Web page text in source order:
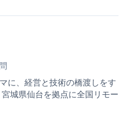
に、経営と技術の橋渡しをす
城県仙台を拠点に全国リモー